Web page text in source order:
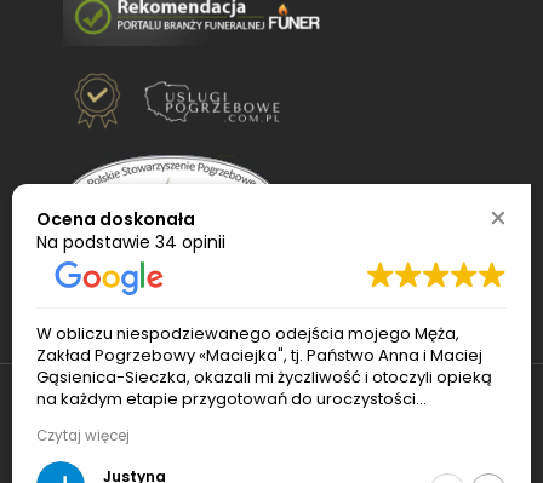
© 2022
prawa zastrzeżone
Ocena doskonała
Na podstawie 34 opinii
W obliczu niespodziewanego odejścia mojego Męża,
Zakład Pogrzebowy «Maciejka", tj. Państwo Anna i Maciej
Gąsienica-Sieczka, okazali mi życzliwość i otoczyli opieką
na każdym etapie przygotowań do uroczystości
czuwał nad porządkiem podczas pogrzebu. Pani Ania
bardzo pomogła mi z formalnościami (również po
Czytaj więcej
Justyna